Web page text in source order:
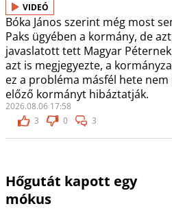
VIDEÓ
Bóka János szerint még most
Paks ügyében a kormány, de
javaslatott tett Magyar
azt is megjegyezte, a
ez a probléma másfél hete
előző kormányt hibáztatják.
2026.08.06 17:58
3
0 3
Hőgutát kapott egy
mókus